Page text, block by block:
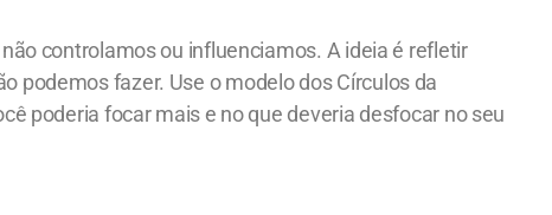
controlamos ou influenciamos. A ideia é refletir
podemos fazer. Use o modelo dos Círculos da
poderia focar mais e no que deveria desfocar no seu